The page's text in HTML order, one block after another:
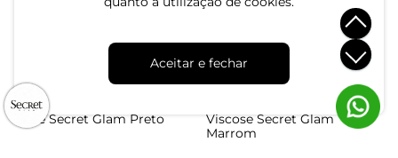
Aceitar e fechar
R$ 169,99 R$ 104,99
ou 3x de R$ 34,99 sem juros
Shorts Tecido Favo Plus
Size Secret Glam Preto
Shorts Saia Feminino
Viscose Secret Glam
Marrom